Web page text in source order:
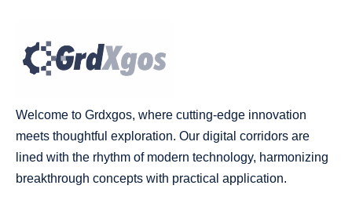
Welcome to Grdxgos, where cutting-edge innovation
meets thoughtful exploration. Our digital corridors are
lined with the rhythm of modern technology, harmonizing
breakthrough concepts with practical application.